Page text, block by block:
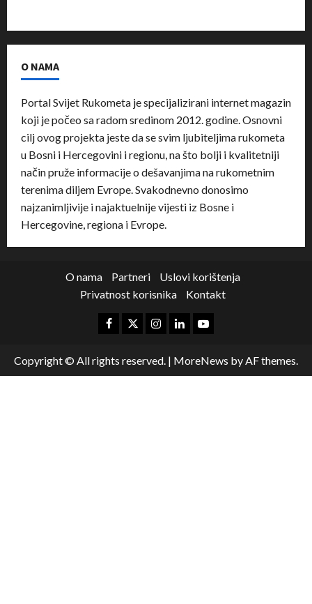
O NAMA
Portal Svijet Rukometa je specijalizirani internet magazin
koji je počeo sa radom sredinom 2012. godine. Osnovni
cilj ovog projekta jeste da se svim ljubiteljima rukometa
u Bosni i Hercegovini i regionu, na što bolji i kvalitetniji
način pruže informacije o dešavanjima na rukometnim
terenima diljem Evrope. Svakodnevno donosimo
najzanimljivije i najaktuelnije vijesti iz Bosne i
Hercegovine, regiona i Evrope.
O nama Partneri
Uslovi korištenja
Privatnost korisnika
Kontakt
Copyright © All rights reserved. | MoreNews by AF themes.